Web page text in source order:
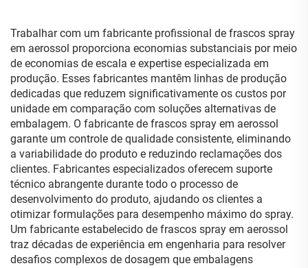
Trabalhar com um fabricante profissional de frascos spray
em aerossol proporciona economias substanciais por meio
de economias de escala e expertise especializada em
produção. Esses fabricantes mantêm linhas de produção
dedicadas que reduzem significativamente os custos por
unidade em comparação com soluções alternativas de
embalagem. O fabricante de frascos spray em aerossol
garante um controle de qualidade consistente, eliminando
a variabilidade do produto e reduzindo reclamações dos
clientes. Fabricantes especializados oferecem suporte
técnico abrangente durante todo o processo de
desenvolvimento do produto, ajudando os clientes a
otimizar formulações para desempenho máximo do spray.
Um fabricante estabelecido de frascos spray em aerossol
traz décadas de experiência em engenharia para resolver
desafios complexos de dosagem que embalagens